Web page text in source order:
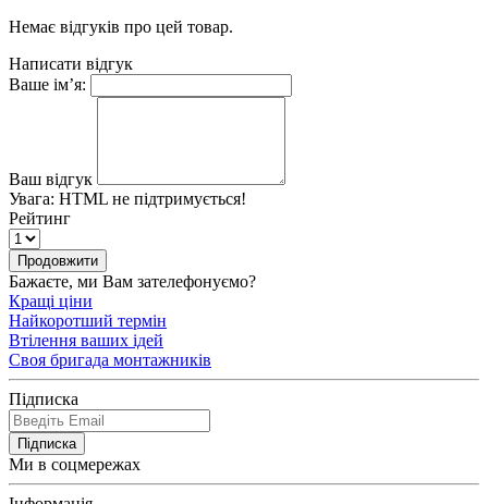
Немає відгуків про цей товар.
Написати відгук
Ваше ім’я:
Ваш відгук
Увага: HTML не підтримується!
Рейтинг
Продовжити
Бажаєте, ми Вам зателефонуємо?
Кращі ціни
Найкоротший термін
Втілення ваших ідей
Своя бригада монтажників
Підписка
Підписка
Ми в соцмережах